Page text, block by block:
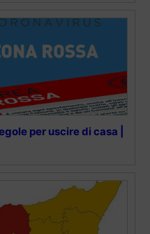
per uscire di casa |